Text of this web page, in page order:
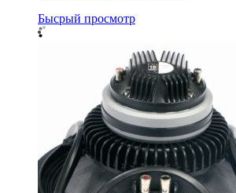
Бысрый просмотр